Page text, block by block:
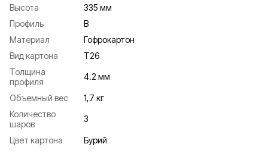
Высота
335 мм
Профиль
В
Материал
Гофрокартон
Вид картона
Т26
Толщина
профиля
4.2 мм
Объемный вес
1,7 кг
Количество
шаров
3
Цвет картона Бурий